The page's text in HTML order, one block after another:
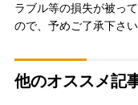
ラブル等の損失が被っ
ので、予めご了承下さい
他のオススメ記